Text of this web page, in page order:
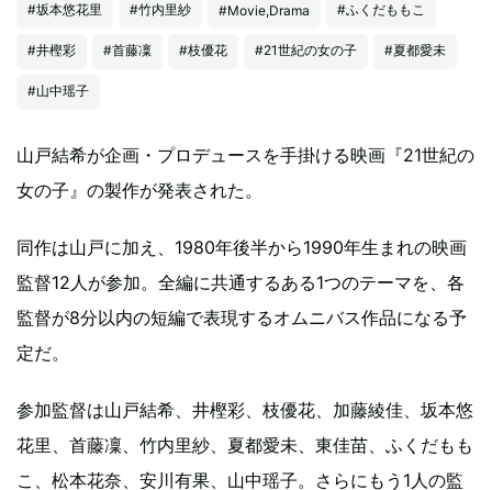
#坂本悠花里 #竹内里紗 #Movie,Drama #ふくだももこ
#井樫彩 #首藤凜 #枝優花 #21世紀の女の子 #夏都愛未
#山中瑶子
山戸結希が企画・プロデュースを手掛ける映画『21世紀の
女の子』の製作が発表された。
同作は山戸に加え、1980年後半から1990年生まれの映画
監督12人が参加。全編に共通するある1つのテーマを、各
監督が8分以内の短編で表現するオムニバス作品になる予
定だ。
参加監督は山戸結希、井樫彩、枝優花、加藤綾佳、坂本悠
花里、首藤凜、竹内里紗、夏都愛未、東佳苗、ふくだもも
こ、松本花奈、安川有果、山中瑶子。さらにもう1人の監